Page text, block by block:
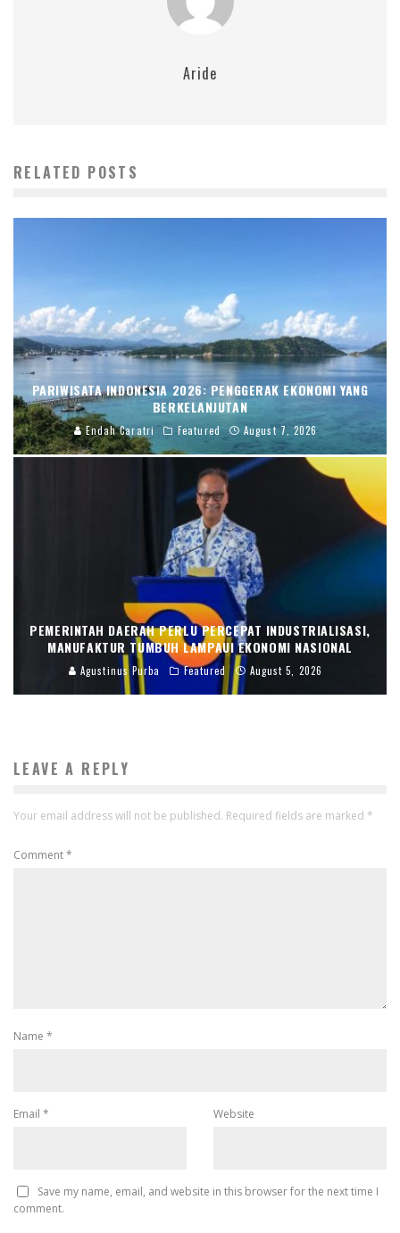
Aride
RELATED POSTS
PARIWISATA INDONESIA 2026: PENGGERAK EKONOMI YANG
BERKELANJUTAN
Endah Caratri Featured August 7, 2026
PEMERINTAH DAERAH PERLU PERCEPAT INDUSTRIALISASI,
MANUFAKTUR TUMBUH LAMPAUI EKONOMI NASIONAL
Agustinus Purba Featured August 5, 2026
LEAVE A REPLY
Your email address will not be published. Required fields are marked *
Comment*
Name *
Email * Website
Save my name, email, and website in this browser for the next time I
comment.